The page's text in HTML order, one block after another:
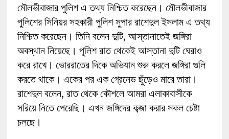
মৌলভীবাজার পুলিশ এ তথ্য নিশ্চিত করেছেন। মৌলভীবাজার
পুলিশের সিনিয়র সহকারী পুলিশ সুপার রাশেদুল ইসলাম এ তথ্য
নিশ্চিত করেছেন। তিনি বলেন দুটি, আস্তানাতেই জঙ্গিরা
অবস্থান নিয়েছে। পুলিশ রাত থেকেই আস্তানা দুটি ঘেরাও
করে রাখে। ভোররাতের দিকে অভিযান শুরু করলে জঙ্গিরা গুলি
করতে থাকে। একের পর এক গ্রেনেড ছুঁড়েও মারে তারা।
রাশেদুল বলেন, রাত থেকে কৌশলে আমরা এলাকাবাসীকে
সরিয়ে নিতে পেরেছি। এখন জঙ্গিদের কব্জা করার সকল চেষ্টা
চলছে।